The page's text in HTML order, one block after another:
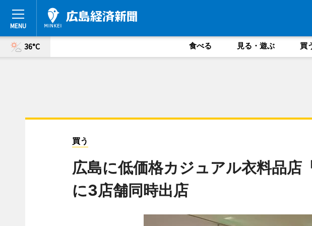
36°C 食べる 見る・遊ぶ 買
買う
広島に低価格カジュアル衣料品店
に3店舗同時出店